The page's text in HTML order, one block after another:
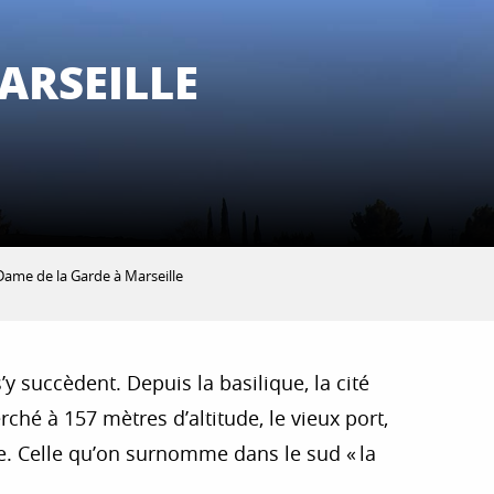
de la Garde à Marseille
succèdent. Depuis la basilique, la cité
à 157 mètres d’altitude, le vieux port,
qu’on surnomme dans le sud « la